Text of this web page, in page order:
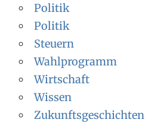
Politik
Politik
Steuern
Wahlprogramm
Wirtschaft
Wissen
Zukunftsgeschichten